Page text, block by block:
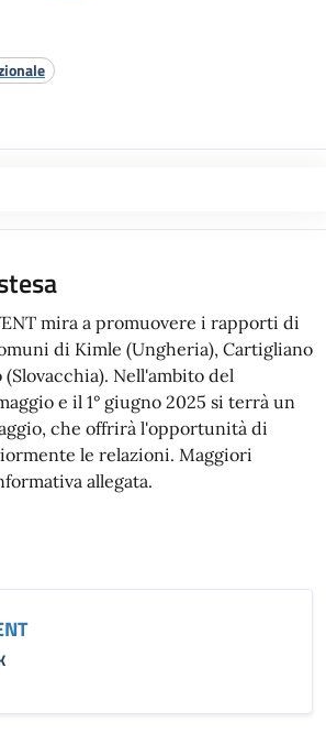
mira a promuovere i rapporti di
di Kimle (Ungheria), Cartigliano
(Slovacchia). Nell'ambito del
e il 1° giugno 2025 si terrà un
che offrirà l'opportunità di
le relazioni. Maggiori
allegata.